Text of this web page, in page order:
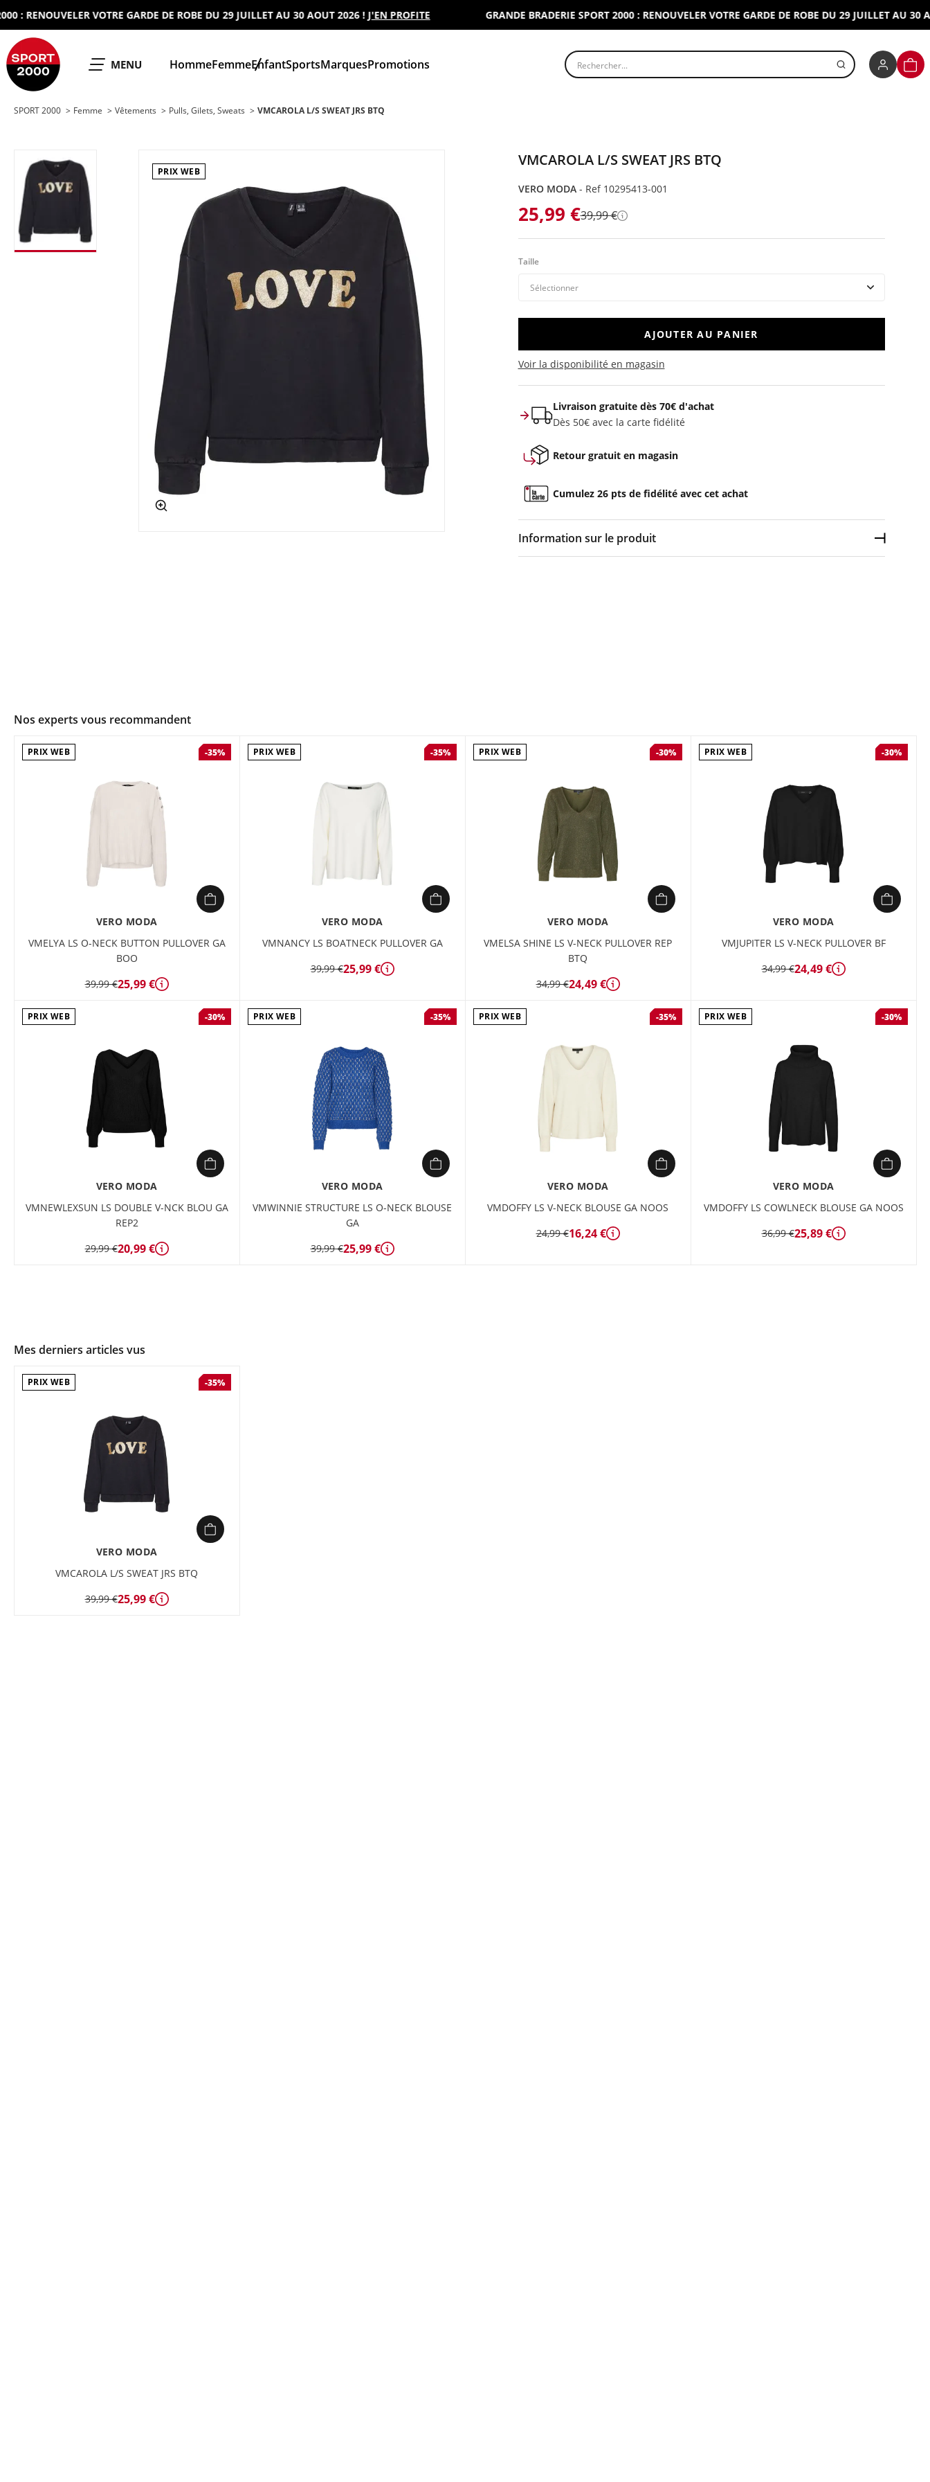
RENOUVELER VOTRE GARDE DE ROBE DU 29 JUILLET AU 30 AOUT 2026 !J'EN PROFITE GRANDE BRADERIE SPORT 2000 : RENOUVELER VOTRE GARDE DE ROBE DU 29 JUILLET AU 30
OUVRIR LE
MENU HommeFemmeEnfantSportsMarquesPromotions Rechercher un produit
SPORT 2000 Femme Vêtements Pulls, Gilets, Sweats VMCAROLA L/S SWEAT JRS BTQ
PRIX WEB
app.ui.shop.product.zoom
VMCAROLA L/S SWEAT JRS BTQ
VERO MODA - Ref 10295413-001
25,99 €39,99 € Détails
Taille
AJOUTER AU PANIER
Voir la disponibilité en magasin
Livraison gratuite dès 70€ d'achat
Dès 50€ avec la carte fidélité
Retour gratuit en magasin
Cumulez 26 pts de fidélité avec cet achat
Information sur le produit Déplier
Nos experts vous recommandent
PRIX WEB -35%
VERO MODA
VMELYA LS O-NECK BUTTON PULLOVER GA
BOO
39,99 €25,99 € Détails
PRIX WEB -35%
VERO MODA
VMNANCY LS BOATNECK PULLOVER GA
39,99 €25,99 € Détails
PRIX WEB -30%
VERO MODA
VMELSA SHINE LS V-NECK PULLOVER REP
BTQ
34,99 €24,49 € Détails
PRIX WEB -30%
VERO MODA
VMJUPITER LS V-NECK PULLOVER BF
34,99 €24,49 € Détails
PRIX WEB -30%
VERO MODA
VMNEWLEXSUN LS DOUBLE V-NCK BLOU GA
REP2
29,99 €20,99 € Détails
PRIX WEB -35%
VERO MODA
VMWINNIE STRUCTURE LS O-NECK BLOUSE
GA
39,99 €25,99 € Détails
PRIX WEB -35%
VERO MODA
VMDOFFY LS V-NECK BLOUSE GA NOOS
24,99 €16,24 € Détails
PRIX WEB -30%
VERO MODA
VMDOFFY LS COWLNECK BLOUSE GA NOOS
36,99 €25,89 € Détails
Mes derniers articles vus
PRIX WEB -35%
VERO MODA
VMCAROLA L/S SWEAT JRS BTQ
39,99 €25,99 € Détails